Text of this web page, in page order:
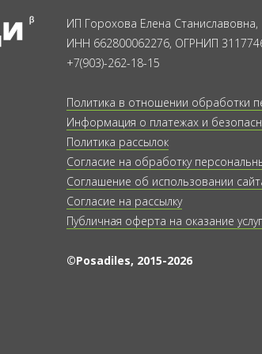
ИП Горохова Елена Станиславовна,
ИНН 662800062276, ОГРНИП
+7(903)-262-18-15
Политика в отношении обработки
Информация о платежах и
Политика рассылок
Согласие на обработку
Соглашение об использовании
Согласие на рассылку
Публичная оферта на оказание
©Posadiles, 2015-2026